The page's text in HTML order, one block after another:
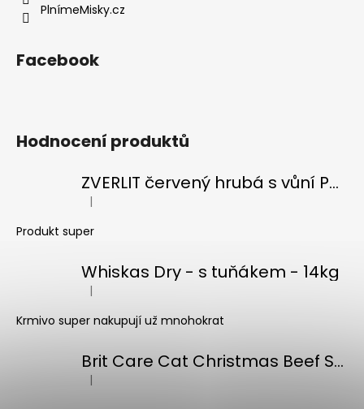
PlnímeMisky.cz
Facebook
Hodnocení produktů
ZVERLIT červený hrubá s vůní Podestýlka kočka 10kg
Hodnocení produktu je 5 z 5 hvězdiček.
|
Produkt super
Whiskas Dry - s tuňákem - 14kg
Hodnocení produktu je 5 z 5 hvězdiček.
|
Krmivo super nakupují už mnohokrat
Brit Care Cat Christmas Beef Soup 75g
Hodnocení produktu je 5 z 5 hvězdiček.
|